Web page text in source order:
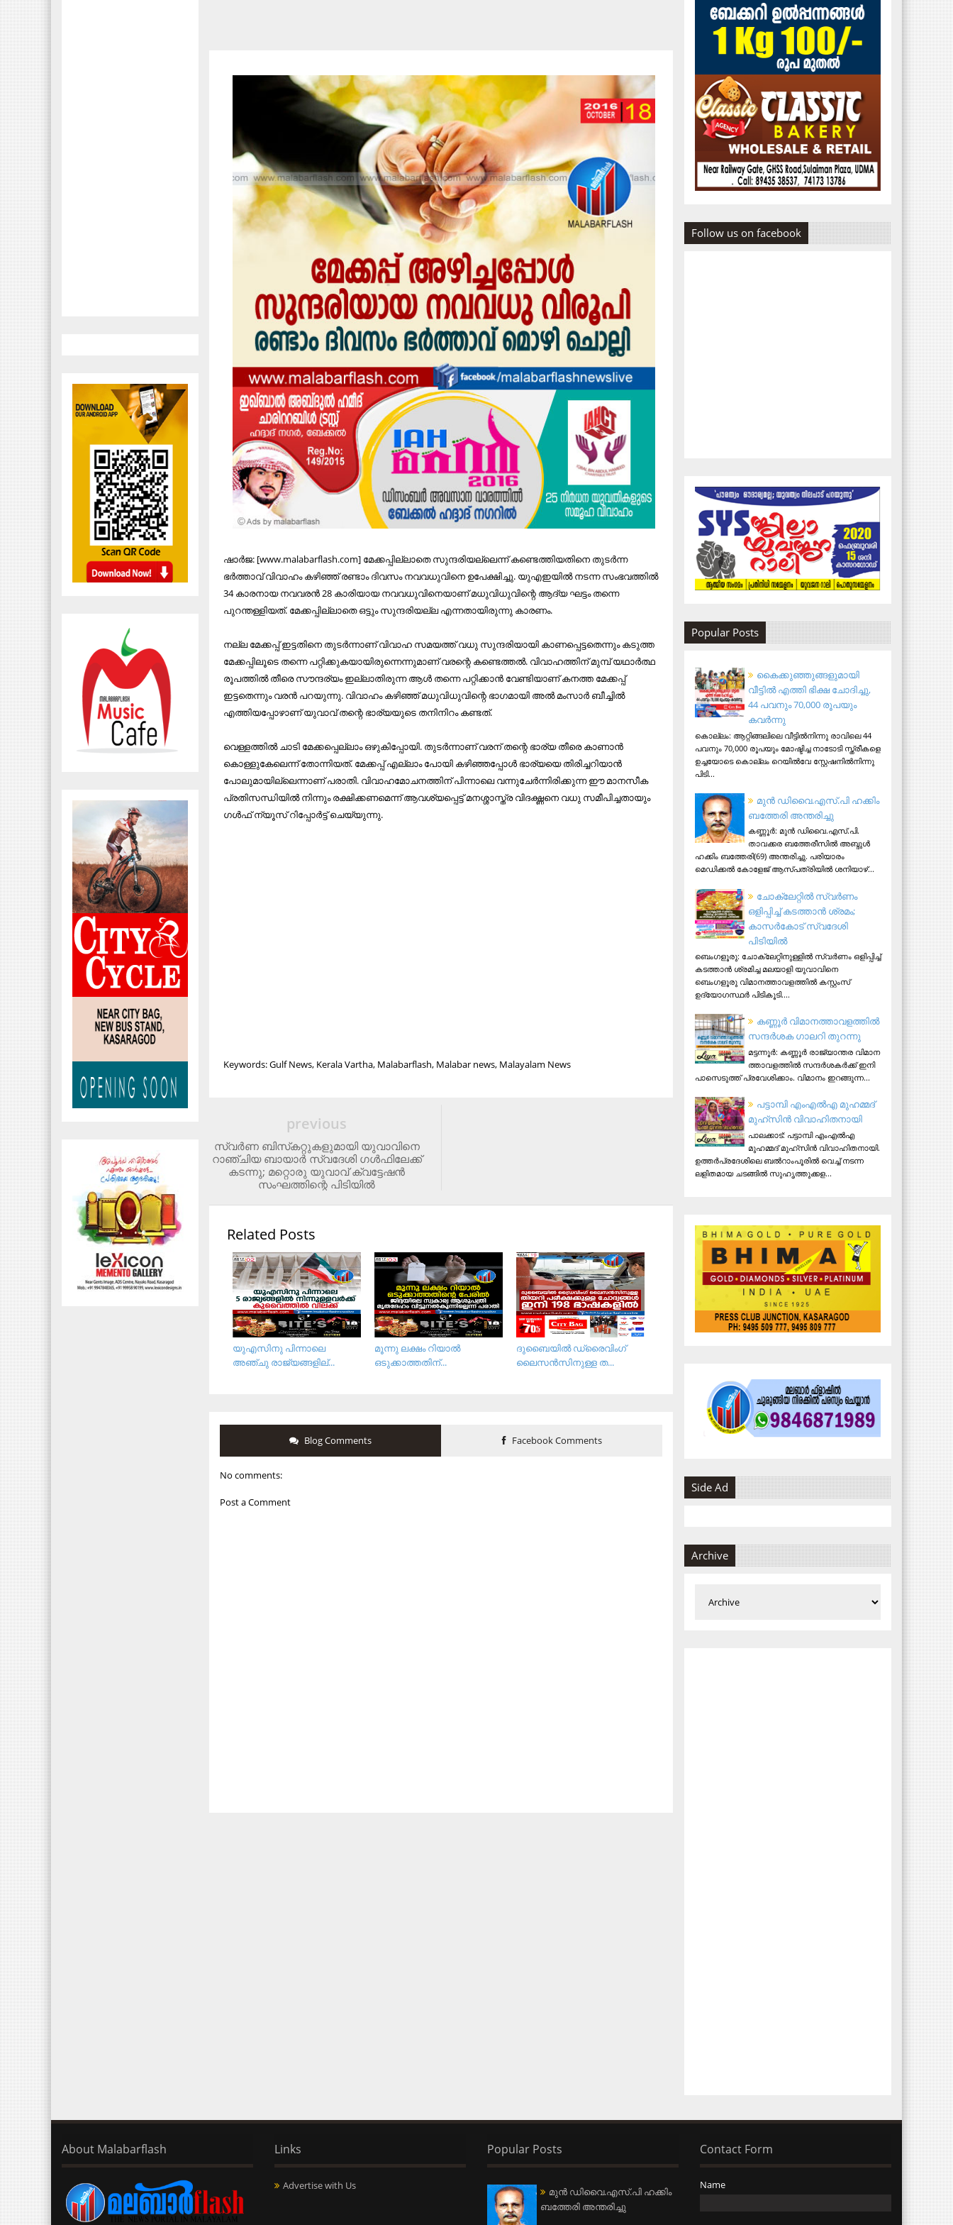
ഷാര്‍ജ: [www.malabarflash.com] മേക്കപ്പില്ലാതെ സുന്ദരിയല്ലെന്ന് കണ്ടെത്തിയതിനെ തുടര്‍ന്ന
ഭര്‍ത്താവ് വിവാഹം കഴിഞ്ഞ് രണ്ടാം ദിവസം നവവധുവിനെ ഉപേക്ഷിച്ചു. യുഎഇയില്‍ നടന്ന സംഭവത്തില്‍
34 കാരനായ നവവരന്‍ 28 കാരിയായ നവവധുവിനെയാണ് മധുവിധുവിന്റെ ആദ്യ ഘട്ടം തന്നെ
പുറന്തള്ളിയത്. മേക്കപ്പില്ലാതെ ഒട്ടും സുന്ദരിയല്ല എന്നതായിരുന്നു കാരണം.
നല്ല മേക്കപ്പ് ഇട്ടതിനെ തുടര്‍ന്നാണ് വിവാഹ സമയത്ത് വധു സുന്ദരിയായി കാണപ്പെട്ടതെന്നും കടുത്ത
മേക്കപ്പിലൂടെ തന്നെ പറ്റിക്കുകയായിരുന്നെന്നുമാണ് വരന്റെ കണ്ടെത്തല്‍. വിവാഹത്തിന് മുമ്പ് യഥാര്‍ത്ഥ
രൂപത്തില്‍ തീരെ സൗന്ദര്യം ഇല്ലാതിരുന്ന ആള്‍ തന്നെ പറ്റിക്കാന്‍ വേണ്ടിയാണ് കനത്ത മേക്കപ്പ്
ഇട്ടതെന്നും വരന്‍ പറയുന്നു. വിവാഹം കഴിഞ്ഞ് മധുവിധുവിന്റെ ഭാഗമായി അല്‍ മംസാര്‍ ബീച്ചില്‍
എത്തിയപ്പോഴാണ് യുവാവ് തന്റെ ഭാര്യയുടെ തനിനിറം കണ്ടത്.
വെള്ളത്തില്‍ ചാടി മേക്കപ്പെല്ലാം ഒഴുകിപ്പോയി. തുടര്‍ന്നാണ് വരന് തന്റെ ഭാര്യ തീരെ കാണാന്‍
കൊള്ളുകേലെന്ന് തോന്നിയത്. മേക്കപ്പ് എല്ലാം പോയി കഴിഞ്ഞപ്പോള്‍ ഭാര്യയെ തിരിച്ചറിയാന്‍
പോലുമായില്ലെന്നാണ് പരാതി. വിവാഹമോചനത്തിന് പിന്നാലെ വന്നുചേര്‍ന്നിരിക്കുന്ന ഈ മാനസീക
പ്രതിസന്ധിയില്‍ നിന്നും രക്ഷിക്കണമെന്ന് ആവശ്യപ്പെട്ട് മനശ്ശാസ്ത്ര വിദഗ്ദ്ധനെ വധു സമീപിച്ചതായും
ഗള്‍ഫ് ന്യൂസ് റിപ്പോര്‍ട്ട് ചെയ്യുന്നു.
Keywords: Gulf News, Kerala Vartha, Malabarflash, Malabar news, Malayalam News
previous
സ്വര്‍ണ ബിസ്‌കറ്റുകളുമായി യുവാവിനെ
റാഞ്ചിയ ബായാര്‍ സ്വദേശി ഗള്‍ഫിലേക്ക്
കടന്നു; മറ്റൊരു യുവാവ് ക്വട്ടേഷന്‍
സംഘത്തിന്റെ പിടിയില്‍
Related Posts
ദുബൈയില്‍ ഡ്രൈവിംഗ്
ലൈസന്‍സിനുള്ള ത...
മൂന്നു ലക്ഷം റിയാല്‍
ഒടുക്കാത്തതിന്...
യുഎസിനു പിന്നാലെ
അഞ്ചു രാജ്യങ്ങളില്...
Blog Comments Facebook Comments
No comments:
Post a Comment
Follow us on facebook
Popular Posts
കൈക്കുഞ്ഞുങ്ങളുമായി
വീട്ടിൽ എത്തി ഭിക്ഷ ചോദിച്ചു,
44 പവനും 70,000 രൂപയും
കവർന്നു
കൊല്ലം: ആറ്റിങ്ങലിലെ വീട്ടിൽനിന്നു രാവിലെ 44
പവനും 70,000 രൂപയും മോഷ്ടിച്ച നാടോടി സ്ത്രീകളെ
ഉച്ചയോടെ കൊല്ലം റെയിൽവേ സ്റ്റേഷനിൽനിന്നു
പിടി...
മുന്‍ ഡിവൈ.എസ്.പി ഹക്കിം
ബത്തേരി അന്തരിച്ചു
കണ്ണൂര്‍: മുന്‍ ഡിവൈ.എസ്.പി.
താവക്കര ബത്തേരീസില്‍ അബ്ദുള്‍
ഹക്കിം ബത്തേരി(69) അന്തരിച്ചു. പരിയാരം
മെഡിക്കല്‍ കോളേജ് ആസ്​പത്രിയില്‍ ശനിയാഴ്...
ചോക്ലേറ്റിൽ സ്വർണം
ഒളിപ്പിച്ച് കടത്താൻ ശ്രമം;
കാസർകോട് സ്വദേശി
പിടിയില്‍
ബെംഗളൂരു: ചോക്ലേറ്റിനുള്ളിൽ സ്വർണം ഒളിപ്പിച്ച്
കടത്താൻ ശ്രമിച്ച മലയാളി യുവാവിനെ
ബെംഗളൂരു വിമാനത്താവളത്തിൽ കസ്റ്റംസ്
ഉദ്യോഗസ്ഥർ പിടികൂടി....
ക​ണ്ണൂ​ർ വി​മാ​ന​ത്താ​വ​ള​ത്തി​ൽ
സ​ന്ദ​ർ​ശ​ക ഗാ​ല​റി തു​റ​ന്നു
മ​ട്ട​ന്നൂ​ർ: ക​ണ്ണൂ​ർ രാ​ജ്യാ​ന്ത​ര വി​മാ​ന​
ത്താ​വ​ള​ത്തി​ൽ സ​ന്ദ​ർ​ശ​ക​ർ​ക്ക് ഇ​നി
പാ​സെ​ടു​ത്ത് പ്ര​വേ​ശി​ക്കാം. വി​മാ​നം ഇ​റ​ങ്ങു​ന്ന...
പട്ടാമ്പി എംഎല്‍എ മുഹമ്മദ്
മുഹ്‌സിന്‍ വിവാഹിതനായി
പാലക്കാട്: പട്ടാമ്പി എംഎല്‍എ
മുഹമ്മദ് മുഹ്‌സിന്‍ വിവാഹിതനായി.
ഉത്തര്‍പ്രദേശിലെ ബല്‍റാംപൂരില്‍ വെച്ച് നടന്ന
ലളിതമായ ചടങ്ങില്‍ സുഹൃത്തുക്കള...
Side Ad
Archive
About Malabarflash Links
Advertise with Us
Popular Posts
മുന്‍ ഡിവൈ.എസ്.പി ഹക്കിം
ബത്തേരി അന്തരിച്ചു
Contact Form
Name